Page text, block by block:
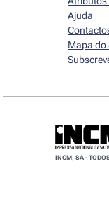
Ajuda
Mapa do
INCM, SA -